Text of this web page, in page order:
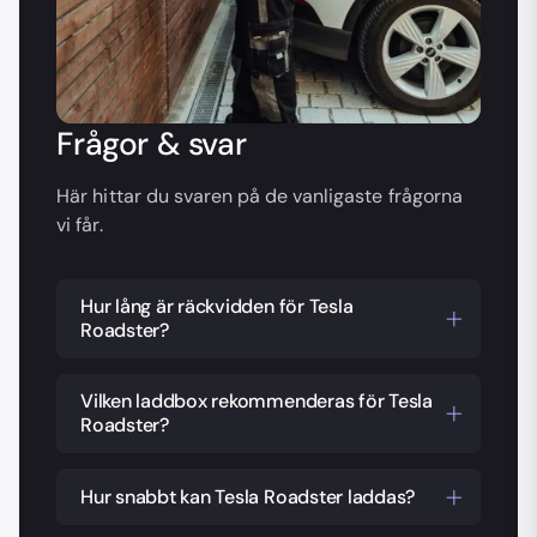
Frågor & svar
Här hittar du svaren på de vanligaste frågorna
vi får.
Hur lång är räckvidden för Tesla
Roadster?
räckvidd på över 1 000 km enligt WLTP.
Det gör den till en av de mest
perfekt för längre resor utan täta
Vilken laddbox rekommenderas för Tesla
Roadster?
ett bra val för Tesla Roadster. Det ger
Hur snabbt kan Tesla Roadster laddas?